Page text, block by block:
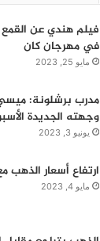
فيلم هندي عن
في مهرجان كان
مايو 25, 2023
مدرب برشلونة:
وجهته الجديدة
يونيو 3, 2023
ارتفاع أسعار الذهب
مايو 4, 2023